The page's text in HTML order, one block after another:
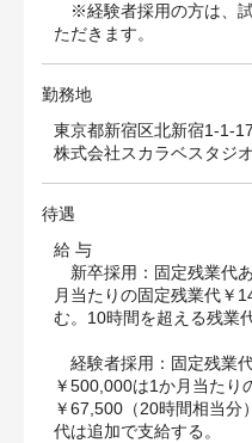
※経験者採用の方は、
ただきます。
勤務地
東京都新宿区北新宿1-1-
株式会社スカラベスタジオ
待遇
給 与
新卒採用：固定残業代
月当たりの固定残業代￥
む。10時間を超える残業
経験者採用：固定残業
￥500,000は1か月当たり
￥67,500（20時間相当分
代は追加で支給する。